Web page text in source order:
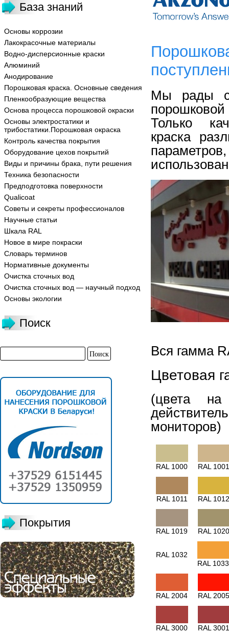
База знаний
Основы коррозии
Лакокрасочные материалы
Водно-дисперсионные краски
Алюминий
Анодирование
Порошковая краска. Основные сведения
Пленкообразующие вещества
Основа процесса порошковой окраски
Основы электростатики и
трибостатики.Порошковая окраска
Контроль качества покрытия
Оборудование цехов покрытий
Виды и причины брака, пути решения
Техника безопасности
Предподготовка поверхности
Qualicoat
Советы и секреты профессионалов
Научные статьи
Шкала RAL
Новое в мире покраски
Словарь терминов
Нормативные документы
Очистка сточных вод
Очистка сточных вод — научный подход
Основы экологии
Поиск
Покрытия
Мы рады
Только
краска
Вся гамма
Цветовая
(цвета на
мониторов)
RAL 1000 RAL 1001
RAL 1011 RAL 1012
RAL 1019 RAL 1020
RAL 1032
RAL 1033
RAL 2004 RAL 2005
RAL 3000 RAL 3001